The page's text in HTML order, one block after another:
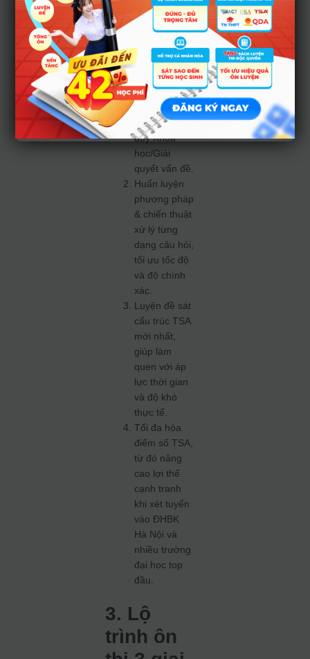
Tổng ôn toàn
diện kiến
thức và kỹ
năng cho 3
phần thi: Tư
duy Toán
học, Tư duy
Đọc hiểu, Tư
duy Khoa
học/Giải
quyết vấn đề.
Huấn luyện
phương pháp
& chiến thuật
xử lý từng
dạng câu hỏi,
tối ưu tốc độ
và độ chính
xác.
Luyện đề sát
cấu trúc TSA
mới nhất,
giúp làm
quen với áp
lực thời gian
và độ khó
thực tế.
Tối đa hóa
điểm số TSA,
từ đó nâng
cao lợi thế
cạnh tranh
khi xét tuyển
vào ĐHBK
Hà Nội và
nhiều trường
đại học top
đầu.
3. Lộ
trình ôn